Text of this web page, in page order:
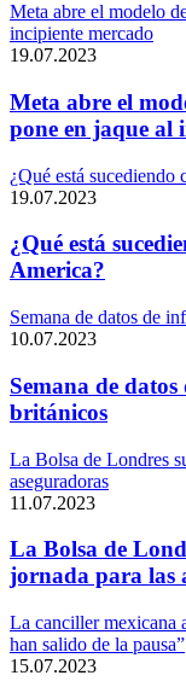
Meta abre el modelo
incipiente mercado
19.07.2023
Meta abre el
pone en jaque al
¿Qué está
19.07.2023
¿Qué está
America?
Semana de datos de
10.07.2023
Semana de
británicos
La Bolsa de Londres
aseguradoras
11.07.2023
La Bolsa de
jornada para las
La canciller mexicana
han salido de la pausa”
15.07.2023